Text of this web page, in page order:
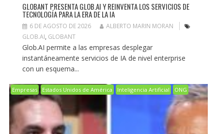
GLOBANT PRESENTA GLOB.AI Y REINVENTA LOS SERVICIOS DE
TECNOLOGÍA PARA LA ERA DE LA IA
6 DE AGOSTO DE 2026
ALBERTO MARIN MORAN
GLOB.AI, GLOBANT
Glob.AI permite a las empresas desplegar
instantáneamente servicios de IA de nivel enterprise
con un esquema...
Empresas Estados Unidos de América Inteligencia Artificial ONG